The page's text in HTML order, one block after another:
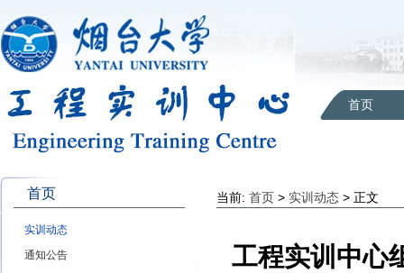
首页
首页
实训动态
通知公告
当前: 首页 > 实训动态 > 正文
工程实训中心